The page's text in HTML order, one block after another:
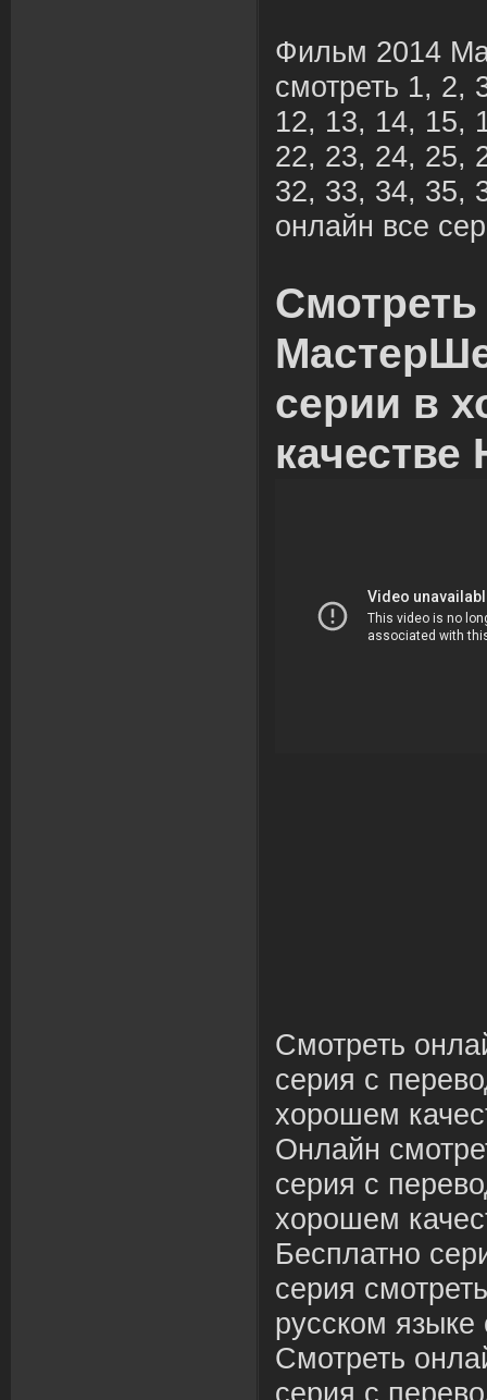
Фильм 2014
смотреть 1, 2,
12, 13, 14, 15,
22, 23, 24, 25,
32, 33, 34, 35,
онлайн все
серии в
качестве
Смотреть
серия с
хорошем
Онлайн
серия с
хорошем
Бесплатно
серия
русском языке
Смотреть
серия с